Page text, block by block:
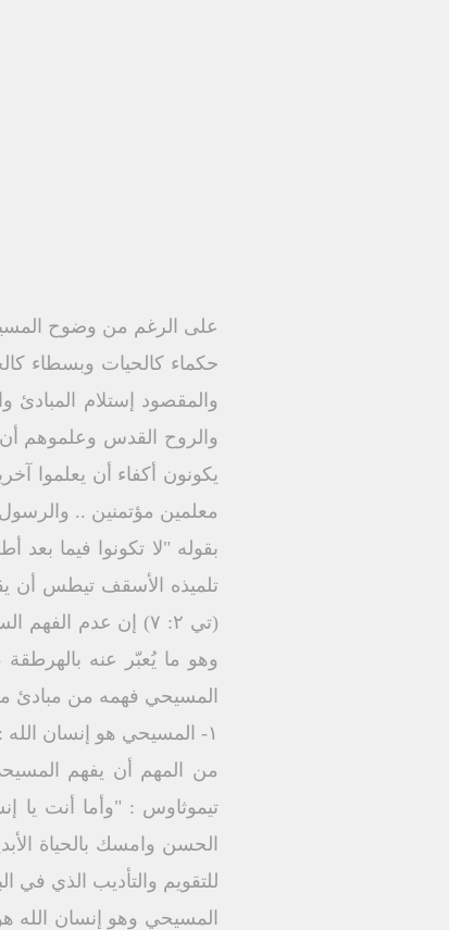
على الرغم من وضوح
والمقصود إستلام المبادئ
تلميذه الأسقف تيطس أن
(تي ۲: ۷) إن عدم
وهو ما يُعبّر عنه
المسيحي فهمه من مبادئ
١- المسيحي هو إنسان الله :
من المهم أن يفهم
تيموثاوس : "وأما أنت يا
للتقويم والتأديب الذي في البر
المسيحي وهو إنسان الله